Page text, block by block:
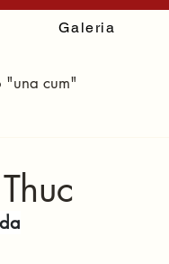
Galeria
"una cum"